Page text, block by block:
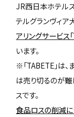
JR西日本ホテル
テルグランヴィア
アリングサービス
います。
※「TABETE」は
は売り切るのが
スです。
食品ロスの削減